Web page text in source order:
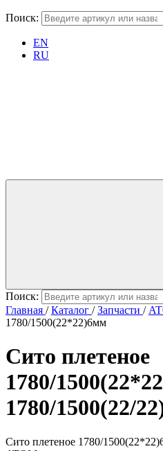
Поиск:
EN
RU
Поиск:
Главная /Каталог /Запчасти /
1780/1500(22*22)6мм
Сито плетеное
1780/
1780/1500(22/
Сито плетеное 1780/